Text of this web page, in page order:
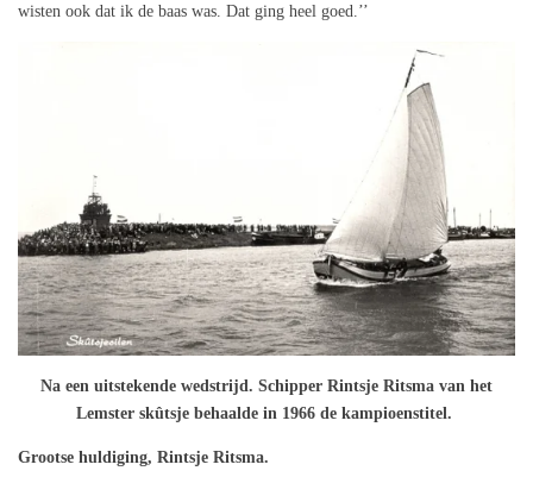
wisten ook dat ik de baas was. Dat ging heel goed.’’
Na een uitstekende wedstrijd. Schipper Rintsje Ritsma van het
Lemster skûtsje behaalde in 1966 de kampioenstitel.
Grootse huldiging, Rintsje Ritsma.